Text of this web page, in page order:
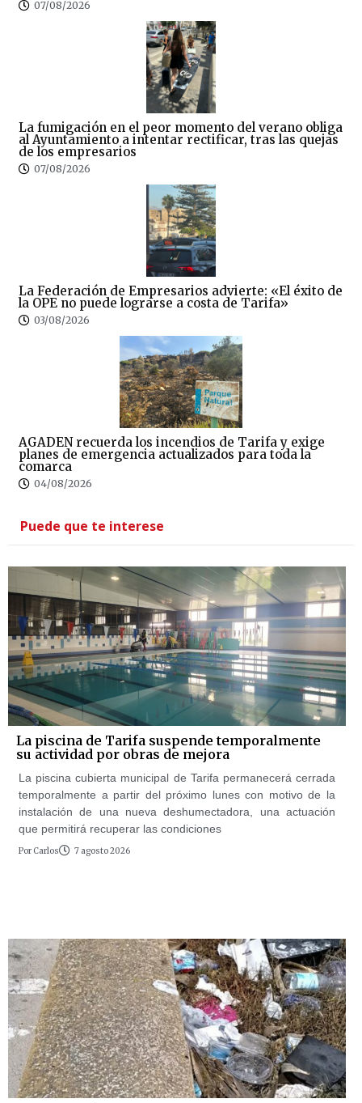
07/08/2026
La fumigación en el peor momento del verano obliga
al Ayuntamiento a intentar rectificar, tras las quejas
de los empresarios
07/08/2026
La Federación de Empresarios advierte: «El éxito de
la OPE no puede lograrse a costa de Tarifa»
03/08/2026
AGADEN recuerda los incendios de Tarifa y exige
planes de emergencia actualizados para toda la
comarca
04/08/2026
Puede que te interese
La piscina de Tarifa suspende temporalmente
su actividad por obras de mejora
La piscina cubierta municipal de Tarifa permanecerá cerrada
temporalmente a partir del próximo lunes con motivo de la
instalación de una nueva deshumectadora, una actuación
que permitirá recuperar las condiciones
Por Carlos 7 agosto 2026